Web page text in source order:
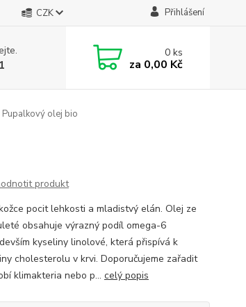
CZK Přihlášení
0ks
za 0,00 Kč
Pupalkový olej bio
produkt
pocit lehkosti a mladistvý elán. Olej ze
obsahuje výrazný podíl omega-6
kyseliny linolové, která přispívá k
cholesterolu v krvi. Doporučujeme zařadit
klimakteria nebo p... celý popis